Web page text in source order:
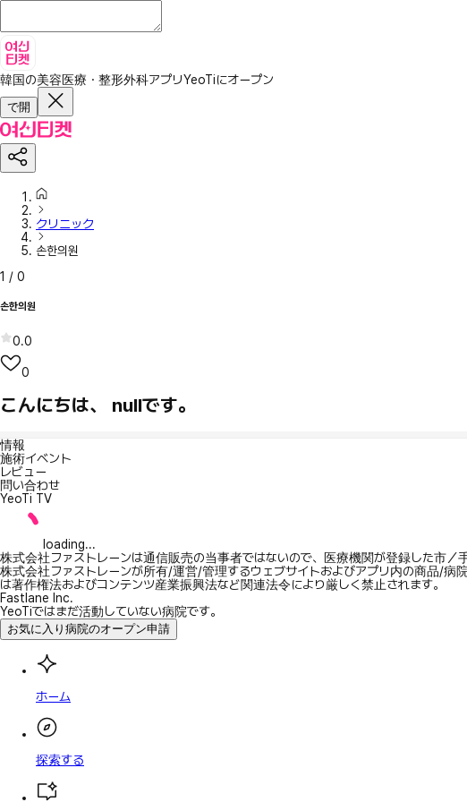
韓国の美容医療・整形外科アプリYeoTiにオープン
で開
クリニック
손한의원
1 / 0
손한의원
0.0
0
こんにちは、 nullです。
情報
施術イベント
レビュー
問い合わせ
YeoTi TV
loading...
株式会社ファストレーンは通信販売の当事者ではないので、医療機関が登録した市／
株式会社ファストレーンが所有/運営/管理するウェブサイトおよびアプリ内の商品/病
は著作権法およびコンテンツ産業振興法など関連法令により厳しく禁止されます。
Fastlane Inc.
YeoTiではまだ活動していない病院です。
お気に入り病院のオープン申請
ホーム
探索する